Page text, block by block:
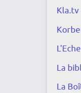
Kla.tv
La
La